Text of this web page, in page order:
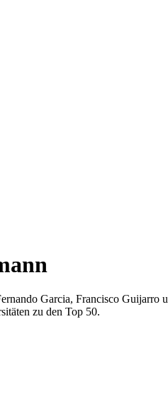
Garcia, Francisco
zu den Top 50.